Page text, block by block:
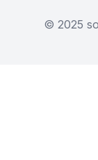
© 2025